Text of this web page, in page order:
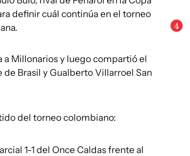
definir cuál continúa en el torneo
Millonarios y luego compartió el
Brasil y Gualberto Villarroel San
del torneo colombiano:
1-1 del Once Caldas frente al